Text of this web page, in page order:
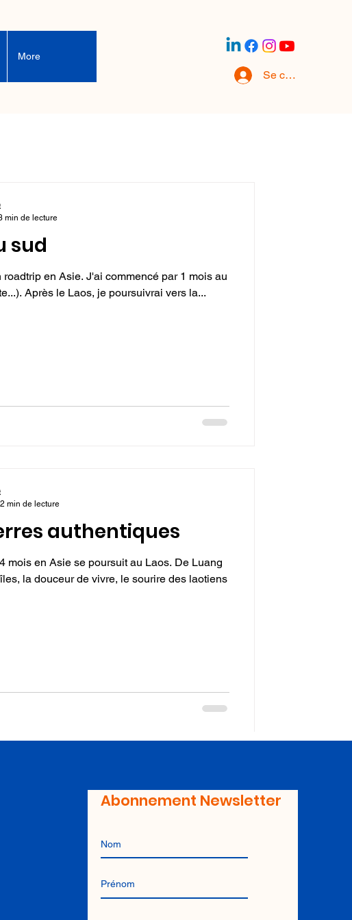
More
Se connecter
sud
en Asie. J'ai commencé par 1 mois au
Après le Laos, je poursuivrai vers la...
min de lecture
authentiques
mois en Asie se poursuit au Laos. De Luang
la douceur de vivre, le sourire des laotiens
min de lecture
Abonnement Newsletter